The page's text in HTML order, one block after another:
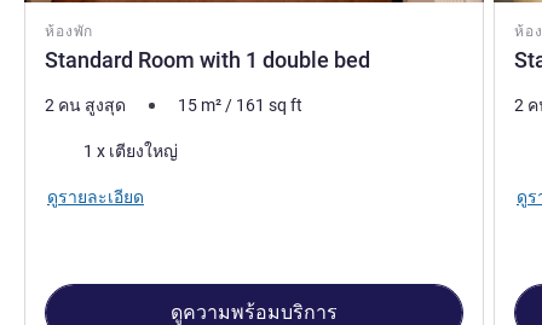
ห้องพัก
Standard Room with 1 double bed
2 คน สูงสุด 15 m²/ 161 sq ft
เครื่องนอน
1 x เตียงใหญ่
ดูรายละเอียด
ดูความพร้อมบริการ
ห้อ
2
ดูร